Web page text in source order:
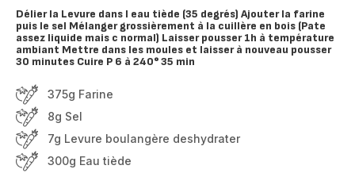
Délier la Levure dans l eau tiède (35 degrés) Ajouter la farine
puis le sel Mélanger grossièrement à la cuillère en bois (Pate
assez liquide mais c normal) Laisser pousser 1h à température
ambiant Mettre dans les moules et laisser à nouveau pousser
30 minutes Cuire P 6 à 240° 35 min
375g Farine
8g Sel
7g Levure boulangère deshydrater
300g Eau tiède